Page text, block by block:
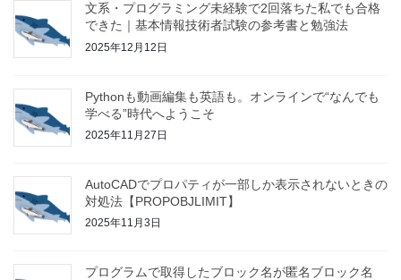
文系・プログラミング未経験で2回落ちた私でも合格
できた｜基本情報技術者試験の参考書と勉強法
2025年12月12日
Pythonも動画編集も英語も。オンラインで“なんでも
学べる”時代へようこそ
2025年11月27日
AutoCADでプロパティが一部しか表示されないときの
対処法【PROPOBJLIMIT】
2025年11月3日
プログラムで取得したブロック名が匿名ブロック名